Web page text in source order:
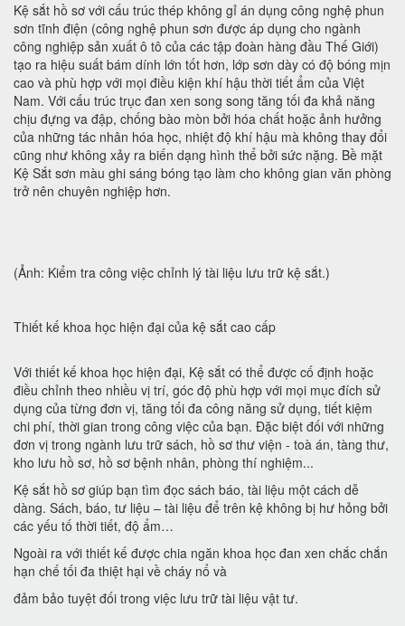
Kệ sắt hồ sơ với cấu trúc thép không gỉ án dụng công nghệ phun
sơn tĩnh điện (công nghệ phun sơn được áp dụng cho ngành
công nghiệp sản xuất ô tô của các tập đoàn hàng đầu Thế Giới)
tạo ra hiệu suất bám dính lớn tốt hơn, lớp sơn dày có độ bóng mịn
cao và phù hợp với mọi điều kiện khí hậu thời tiết ẩm của Việt
Nam. Với cấu trúc trục đan xen song song tăng tối đa khả năng
chịu đựng va đập, chống bào mòn bởi hóa chất hoặc ảnh hưởng
của những tác nhân hóa học, nhiệt độ khí hậu mà không thay đổi
cũng như không xảy ra biến dạng hình thể bởi sức nặng. Bề mặt
Kệ Sắt sơn màu ghi sáng bóng tạo làm cho không gian văn phòng
trở nên chuyên nghiệp hơn.
(Ảnh: Kiểm tra công việc chỉnh lý tài liệu lưu trữ kệ sắt.)
Thiết kế khoa học hiện đại của kệ sắt cao cấp
Với thiết kế khoa học hiện đại, Kệ sắt có thể được cố định hoặc
điều chỉnh theo nhiều vị trí, góc độ phù hợp với mọi mục đích sử
dụng của từng đơn vị, tăng tối đa công năng sử dụng, tiết kiệm
chi phí, thời gian trong công việc của bạn. Đặc biệt đối với những
đơn vị trong ngành lưu trữ sách, hồ sơ thư viện - toà án, tàng thư,
kho lưu hồ sơ, hồ sơ bệnh nhân, phòng thí nghiệm...
Kệ sắt hồ sơ giúp bạn tìm đọc sách báo, tài liệu một cách dễ
dàng. Sách, báo, tư liệu – tài liệu để trên kệ không bị hư hỏng bởi
các yếu tố thời tiết, độ ẩm…
Ngoài ra với thiết kế được chia ngăn khoa học đan xen chắc chắn
hạn chế tối đa thiệt hại về cháy nổ và
đảm bảo tuyệt đối trong việc lưu trữ tài liệu vật tư.